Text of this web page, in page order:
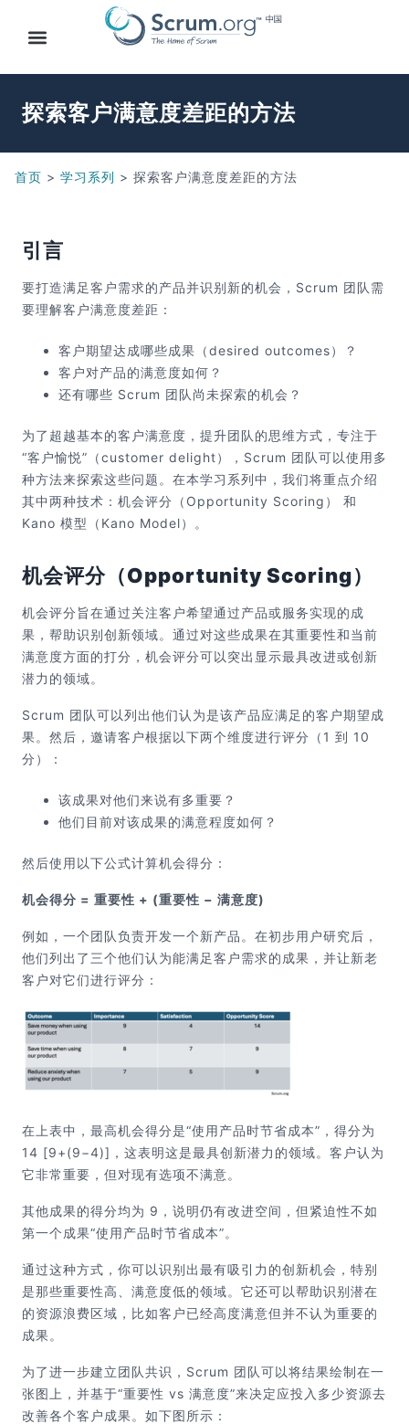
探索客户满意度差距的方法
首页 > 学习系列 > 探索客户满意度差距的方法
引言
要打造满足客户需求的产品并识别新的机会，Scrum 团队需
要理解客户满意度差距：
客户期望达成哪些成果（desired outcomes）？
客户对产品的满意度如何？
还有哪些 Scrum 团队尚未探索的机会？
为了超越基本的客户满意度，提升团队的思维方式，专注于
“客户愉悦”（customer delight），Scrum 团队可以使用多
种方法来探索这些问题。在本学习系列中，我们将重点介绍
其中两种技术：机会评分（Opportunity Scoring） 和
Kano 模型（Kano Model）。
机会评分（Opportunity Scoring）
机会评分旨在通过关注客户希望通过产品或服务实现的成
果，帮助识别创新领域。通过对这些成果在其重要性和当前
满意度方面的打分，机会评分可以突出显示最具改进或创新
潜力的领域。
Scrum 团队可以列出他们认为是该产品应满足的客户期望成
果。然后，邀请客户根据以下两个维度进行评分（1 到 10
分）：
该成果对他们来说有多重要？
他们目前对该成果的满意程度如何？
然后使用以下公式计算机会得分：
机会得分 = 重要性 + (重要性 − 满意度)
例如，一个团队负责开发一个新产品。在初步用户研究后，
他们列出了三个他们认为能满足客户需求的成果，并让新老
客户对它们进行评分：
在 上表中，最高机会得分是“使用产品时节省成本”，得分为
14 [9+(9−4)]，这表明这是最具创新潜力的领域。客户认为
它非常重要，但对现有选项不满意。
其他成果的得分均为 9，说明仍有改进空间，但紧迫性不如
第一个成果“使用产品时节省成本”。
通过这种方式，你可以识别出最有吸引力的创新机会，特别
是那些重要性高、满意度低的领域。它还可以帮助识别潜在
的资源浪费区域，比如客户已经高度满意但并不认为重要的
成果。
为了进一步建立团队共识，Scrum 团队可以将结果绘制在一
张图上，并基于“重要性 vs 满意度”来决定应投入多少资源去
改善各个客户成果。如下图所示：